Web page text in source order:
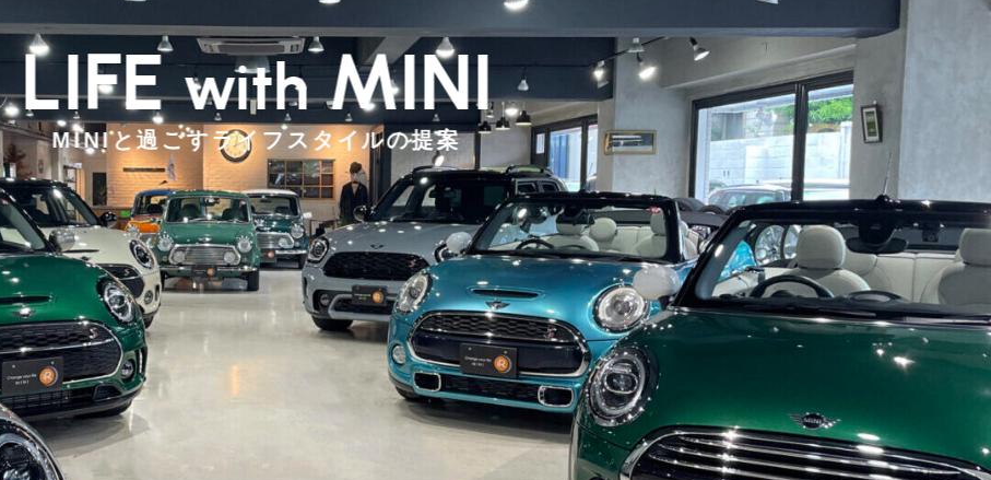
必要書類
買取Q&A
iRで愛車を売却されたお客様の声
BMWミニ買取査定依頼
ローバーミニ買取査定依頼
ローバーミニ メンテナンス
最近の修理実績
User's Voice 購入者様の声
Part's Report パーツ販売のご案内
Movie 動画一覧
リクルート
ROVER MINIサービス工場
LIFEwithMINI
MINIと過ごすライフスタイルの提案